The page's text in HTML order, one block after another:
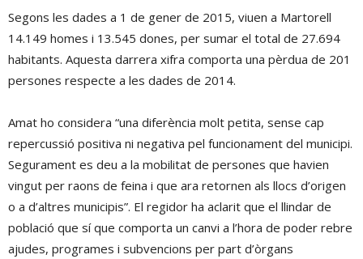
Segons les dades a 1 de gener de 2015, viuen a Martorell
14.149 homes i 13.545 dones, per sumar el total de 27.694
habitants. Aquesta darrera xifra comporta una pèrdua de 201
persones respecte a les dades de 2014.
Amat ho considera “una diferència molt petita, sense cap
repercussió positiva ni negativa pel funcionament del municipi.
Segurament es deu a la mobilitat de persones que havien
vingut per raons de feina i que ara retornen als llocs d’origen
o a d’altres municipis”. El regidor ha aclarit que el llindar de
població que sí que comporta un canvi a l’hora de poder rebre
ajudes, programes i subvencions per part d’òrgans